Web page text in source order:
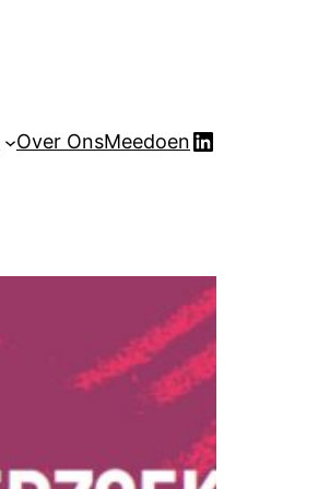
Over OnsMeedoenLinkedIn